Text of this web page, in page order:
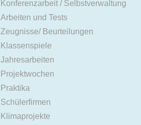
Konferenzarbeit / Selbstverwaltung
Arbeiten und Tests
Zeugnisse/ Beurteilungen
Klassenspiele
Jahresarbeiten
Projektwochen
Praktika
Schülerfirmen
Klimaprojekte